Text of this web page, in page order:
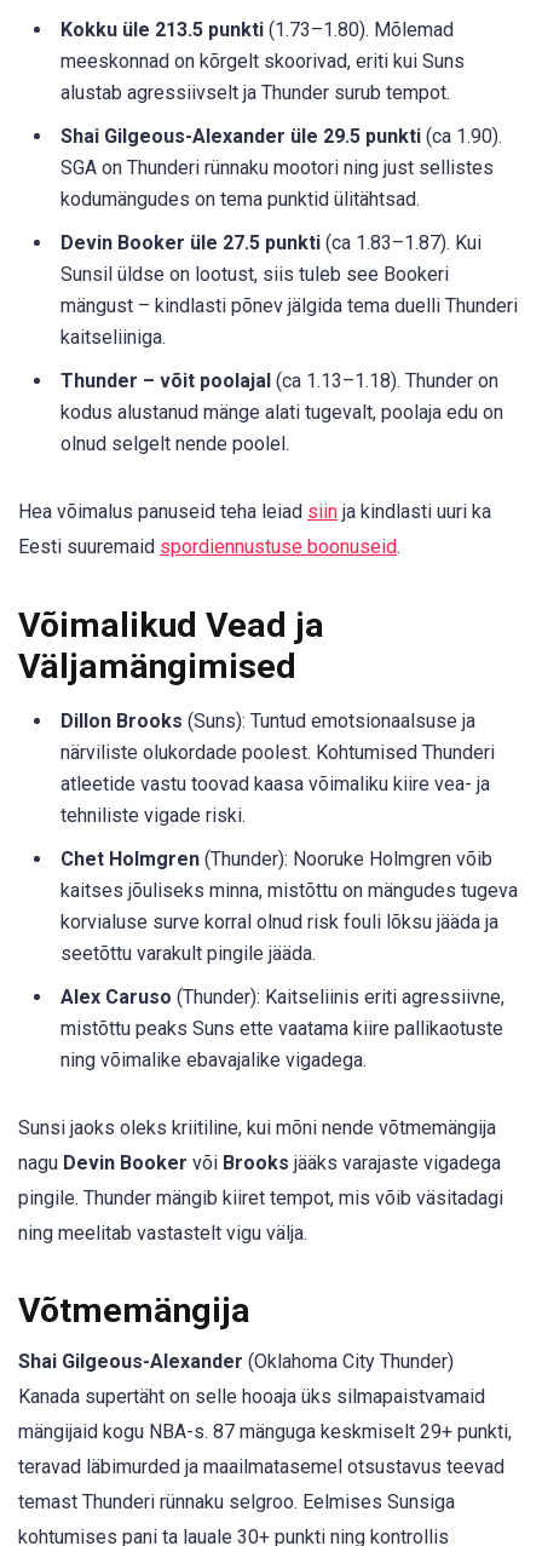
Kokku üle 213.5 punkti (1.73–1.80). Mõlemad
meeskonnad on kõrgelt skoorivad, eriti kui Suns
alustab agressiivselt ja Thunder surub tempot.
Shai Gilgeous-Alexander üle 29.5 punkti (ca 1.90).
SGA on Thunderi rünnaku mootori ning just sellistes
kodumängudes on tema punktid ülitähtsad.
Devin Booker üle 27.5 punkti (ca 1.83–1.87). Kui
Sunsil üldse on lootust, siis tuleb see Bookeri
mängust – kindlasti põnev jälgida tema duelli Thunderi
kaitseliiniga.
Thunder – võit poolajal (ca 1.13–1.18). Thunder on
kodus alustanud mänge alati tugevalt, poolaja edu on
olnud selgelt nende poolel.
Hea võimalus panuseid teha leiad siin ja kindlasti uuri ka
Eesti suuremaid spordiennustuse boonuseid.
Võimalikud Vead ja
Väljamängimised
Dillon Brooks (Suns): Tuntud emotsionaalsuse ja
närviliste olukordade poolest. Kohtumised Thunderi
atleetide vastu toovad kaasa võimaliku kiire vea- ja
tehniliste vigade riski.
Chet Holmgren (Thunder): Nooruke Holmgren võib
kaitses jõuliseks minna, mistõttu on mängudes tugeva
korvialuse surve korral olnud risk fouli lõksu jääda ja
seetõttu varakult pingile jääda.
Alex Caruso (Thunder): Kaitseliinis eriti agressiivne,
mistõttu peaks Suns ette vaatama kiire pallikaotuste
ning võimalike ebavajalike vigadega.
Sunsi jaoks oleks kriitiline, kui mõni nende võtmemängija
nagu Devin Booker või Brooks jääks varajaste vigadega
pingile. Thunder mängib kiiret tempot, mis võib väsitadagi
ning meelitab vastastelt vigu välja.
Võtmemängija
Shai Gilgeous-Alexander (Oklahoma City Thunder)
Kanada supertäht on selle hooaja üks silmapaistvamaid
mängijaid kogu NBA-s. 87 mänguga keskmiselt 29+ punkti,
teravad läbimurded ja maailmatasemel otsustavus teevad
temast Thunderi rünnaku selgroo. Eelmises Sunsiga
kohtumises pani ta lauale 30+ punkti ning kontrollis